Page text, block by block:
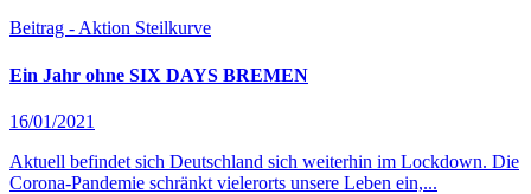
Beitrag - Aktion Steilkurve
Ein Jahr ohne SIX DAYS BREMEN
16/01/2021
Aktuell befindet sich Deutschland sich weiterhin im Lockdown. Die
Corona-Pandemie schränkt vielerorts unsere Leben ein,...